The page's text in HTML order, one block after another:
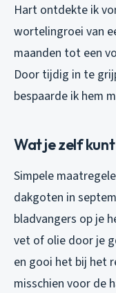
Hart ontdekte ik
wortelingroei van
maanden tot een
Door tijdig in te
bespaarde ik hem
Wat je zelf
Simpele
dakgoten in
bladvangers op je
vet of olie door je
en gooi het bij het
misschien voor de